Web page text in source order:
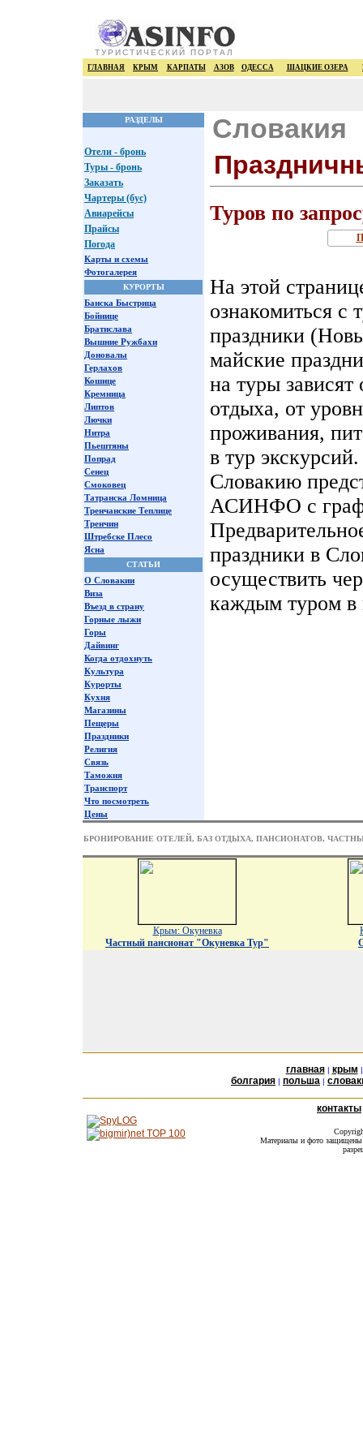
ТУРИСТИЧЕСКИЙ ПОРТАЛ
ГЛАВНАЯ КРЫМ КАРПАТЫ АЗОВ ОДЕССА ШАЦКИЕ ОЗЕРА
РАЗДЕЛЫ Словакия
Отели - бронь
Туры - бронь
Заказать
Чартеры (бус)
Авиарейсы
Прайсы
Погода
Карты и схемы
Фотогалерея
КУРОРТЫ
Банска Быстрица
Бойнице
Братислава
Вышние Ружбахи
Доновалы
Герлахов
Кошице
Кремница
Липтов
Лючки
Нитра
Пьештяны
Попрад
Сенец
Смоковец
Татранска Ломница
Тренчанские Теплице
Тренчин
Штребске Плесо
Ясна
СТАТЬИ
О Словакии
Виза
Въезд в страну
Горные лыжи
Горы
Дайвинг
Когда отдохнуть
Культура
Курорты
Кухня
Магазины
Пещеры
Праздники
Религия
Связь
Таможня
Транспорт
Что посмотреть
Цены
Туров по
На этой
ознакомиться с
праздники
майские
на туры зависят
отдыха, от
проживания,
в тур
Словакию
АСИНФО с
праздники в
осуществить
каждым туром в
БРОНИРОВАНИЕ ОТЕЛЕЙ, БАЗ ОТДЫХА, ПАНСИОНАТОВ,
Крым: Окуневка
Частный пансионат "Окуневка Тур"
главная| крым
болгария | польша |
контакты
Материалы и фото защищены